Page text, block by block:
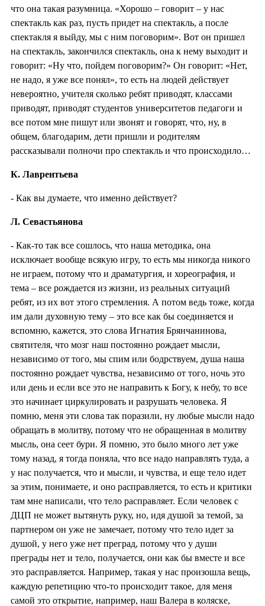
что она такая разумница. «Хорошо – говорит – у нас
спектакль как раз, пусть придет на спектакль, а после
спектакля я выйду, мы с ним поговорим». Вот он пришел
на спектакль, закончился спектакль, она к нему выходит и
говорит: «Ну что, пойдем поговорим?» Он говорит: «Нет,
не надо, я уже все понял», то есть на людей действует
невероятно, учителя сколько ребят приводят, классами
приводят, приводят студентов университетов педагоги и
все потом мне пишут или звонят и говорят, что, ну, в
общем, благодарим, дети пришли и родителям
рассказывали полночи про спектакль и что происходило…
К. Лаврентьева
- Как вы думаете, что именно действует?
Л. Севастьянова
- Как-то так все сошлось, что наша методика, она
исключает вообще всякую игру, то есть мы никогда никого
не играем, потому что и драматургия, и хореография, и
тема – все рождается из жизни, из реальных ситуаций
ребят, из их вот этого стремления. А потом ведь тоже, когда
им дали духовную тему – это все как бы соединяется и
вспомню, кажется, это слова Игнатия Брянчанинова,
святителя, что мозг наш постоянно рождает мысли,
независимо от того, мы спим или бодрствуем, душа наша
постоянно рождает чувства, независимо от того, ночь это
или день и если все это не направить к Богу, к небу, то все
это начинает циркулировать и разрушать человека. Я
помню, меня эти слова так поразили, ну любые мысли надо
обращать в молитву, потому что не обращенная в молитву
мысль, она сеет бури. Я помню, это было много лет уже
тому назад, я тогда поняла, что все надо направлять туда, а
у нас получается, что и мысли, и чувства, и еще тело идет
за этим, понимаете, и оно расправляется, то есть и критики
там мне написали, что тело расправляет. Если человек с
ДЦП не может вытянуть руку, но, идя душой за темой, за
партнером он уже не замечает, потому что тело идет за
душой, у него уже нет преград, потому что у души
преграды нет и тело, получается, они как бы вместе и все
это расправляется. Например, такая у нас произошла вещь,
каждую репетицию что-то происходит такое, для меня
самой это открытие, например, наш Валера в коляске,